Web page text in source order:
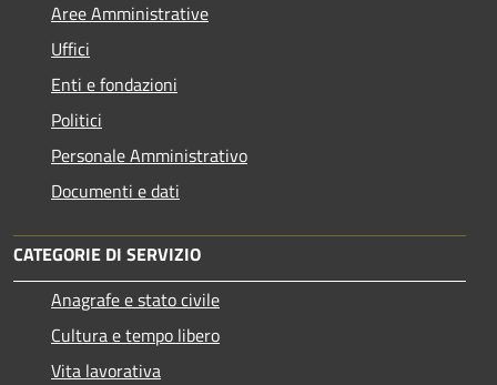
Aree Amministrative
Uffici
Enti e fondazioni
Politici
Personale Amministrativo
Documenti e dati
CATEGORIE DI SERVIZIO
Anagrafe e stato civile
Cultura e tempo libero
Vita lavorativa